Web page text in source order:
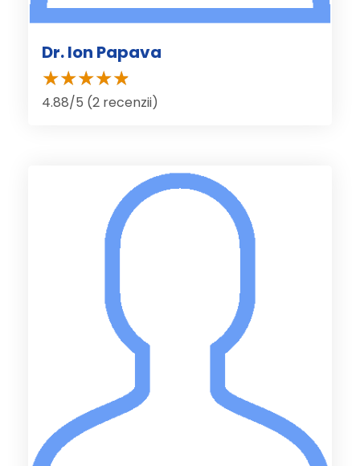
Dr. Ion Papava
4.88/5 (2 recenzii)